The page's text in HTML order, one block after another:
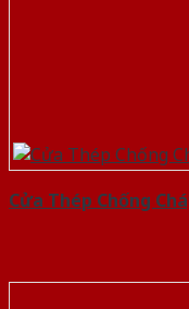
Cửa Thép Chống